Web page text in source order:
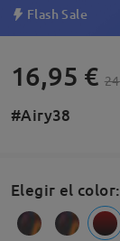
Flash Sale
16,95 €
#Airy38
Elegir el color: